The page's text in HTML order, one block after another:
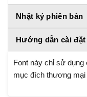
Nhật ký phiên bản
Hướng dẫn cài đặt
Font này chỉ sử
mục đích thương mại